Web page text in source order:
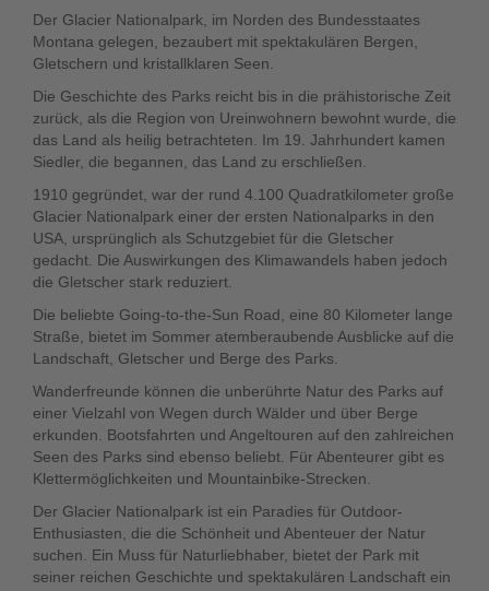
Der Glacier Nationalpark, im Norden des Bundesstaates
Montana gelegen, bezaubert mit spektakulären Bergen,
Gletschern und kristallklaren Seen.
Die Geschichte des Parks reicht bis in die prähistorische Zeit
zurück, als die Region von Ureinwohnern bewohnt wurde, die
das Land als heilig betrachteten. Im 19. Jahrhundert kamen
Siedler, die begannen, das Land zu erschließen.
1910 gegründet, war der rund 4.100 Quadratkilometer große
Glacier Nationalpark einer der ersten Nationalparks in den
USA, ursprünglich als Schutzgebiet für die Gletscher
gedacht. Die Auswirkungen des Klimawandels haben jedoch
die Gletscher stark reduziert.
Die beliebte Going-to-the-Sun Road, eine 80 Kilometer lange
Straße, bietet im Sommer atemberaubende Ausblicke auf die
Landschaft, Gletscher und Berge des Parks.
Wanderfreunde können die unberührte Natur des Parks auf
einer Vielzahl von Wegen durch Wälder und über Berge
erkunden. Bootsfahrten und Angeltouren auf den zahlreichen
Seen des Parks sind ebenso beliebt. Für Abenteurer gibt es
Klettermöglichkeiten und Mountainbike-Strecken.
Der Glacier Nationalpark ist ein Paradies für Outdoor-
Enthusiasten, die die Schönheit und Abenteuer der Natur
suchen. Ein Muss für Naturliebhaber, bietet der Park mit
seiner reichen Geschichte und spektakulären Landschaft ein